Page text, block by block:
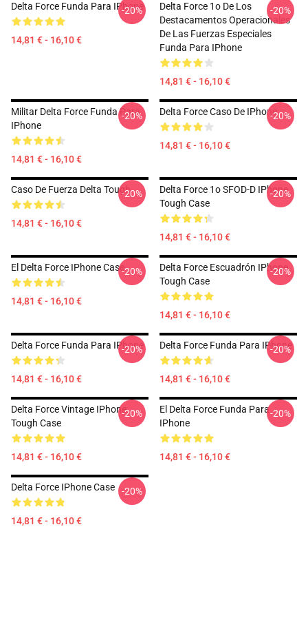
Delta Force Funda Para IPhone
14,81 € - 16,10 €
-20%
Delta Force 1o De Los
Destacamentos Operacionales
De Las Fuerzas Especiales
Funda Para IPhone
14,81 € - 16,10 €
-20%
Militar Delta Force Funda Para
IPhone
14,81 € - 16,10 €
-20% Delta Force Caso De IPhone
14,81 € - 16,10 €
-20%
Caso De Fuerza Delta Tough
14,81 € - 16,10 €
-20%
Delta Force 1o SFOD-D IPhone
Tough Case
14,81 € - 16,10 €
-20%
El Delta Force IPhone Case
14,81 € - 16,10 €
-20%
Delta Force Escuadrón IPhone
Tough Case
14,81 € - 16,10 €
-20%
Delta Force Funda Para IPhone
14,81 € - 16,10 €
-20% Delta Force Funda Para IPhone
14,81 € - 16,10 €
-20%
Delta Force Vintage IPhone
Tough Case
14,81 € - 16,10 €
-20%
El Delta Force Funda Para
IPhone
14,81 € - 16,10 €
-20%
Delta Force IPhone Case
14,81 € - 16,10 €
-20%